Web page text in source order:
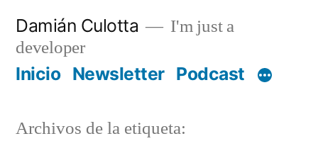
contenido
Damián Culotta
I'm just a
developer
Inicio Newsletter Podcast
Archivos de la etiqueta: